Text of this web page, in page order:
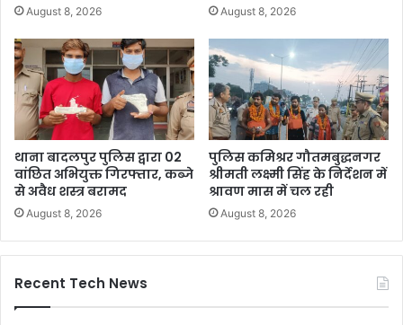
August 8, 2026 August 8, 2026
थाना बादलपुर पुलिस द्वारा 02
वांछित अभियुक्त गिरफ्तार, कब्जे
से अवैध शस्त्र बरामद
August 8, 2026
पुलिस कमिश्रर गौतमबुद्धनगर
श्रीमती लक्ष्मी सिंह के निर्देशन में
श्रावण मास में चल रही
August 8, 2026
Recent Tech News